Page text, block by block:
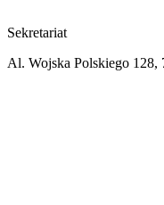
Sekretariat
Al. Wojska Polskiego 128,